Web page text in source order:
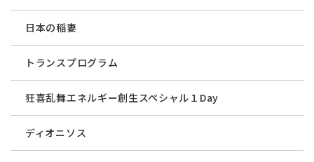
日本の稲妻
トランスプログラム
狂喜乱舞エネルギー創生スペシャル１Day
ディオニソス